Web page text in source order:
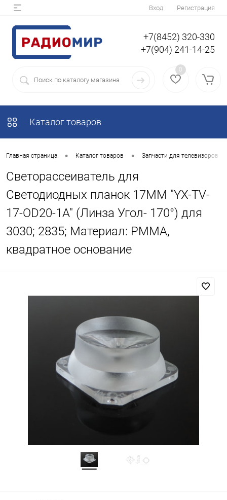
Вход Регистрация
+7(8452) 320-330
+7(904) 241-14-25
0
Каталог товаров
Главная страница • Каталог товаров • Запчасти для телевизоров
Светорассеиватель для
Светодиодных планок 17ММ "YX-TV-
17-OD20-1A" (Линза Угол- 170°) для
3030; 2835; Материал: PMMA,
квадратное основание